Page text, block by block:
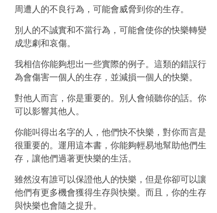
周遭人的不良行為，可能會威脅到你的生存。
別人的不誠實和不當行為，可能會使你的快樂轉變
成悲劇和哀傷。
我相信你能夠想出一些實際的例子。這類的錯誤行
為會傷害一個人的生存，並減損一個人的快樂。
對他人而言，你是重要的。別人會傾聽你的話。你
可以影響其他人。
你能叫得出名字的人，他們快不快樂，對你而言是
很重要的。運用這本書，你能夠輕易地幫助他們生
存，讓他們過著更快樂的生活。
雖然沒有誰可以保證他人的快樂，但是你卻可以讓
他們有更多機會獲得生存與快樂。而且，你的生存
與快樂也會隨之提升。